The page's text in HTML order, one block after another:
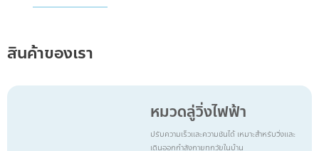
สินค้าของเรา
หมวดลู่วิ่งไฟฟ้า
ปรับความเร็วและความชันได้ เหมาะสำหรับวิ่งและ
เดินออกกำลังกายทุกวัยในบ้าน